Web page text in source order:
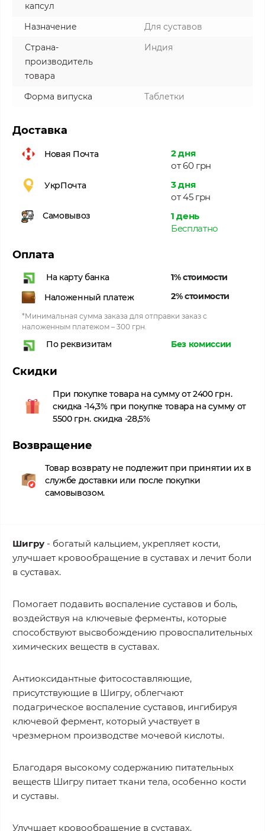
капсул
Назначение
Для суставов
Страна-
производитель
товара
Индия
Форма випуска Таблетки
Доставка
Новая Почта
2 дня
от 60 грн
УкрПочта
3 дня
от 45 грн
Самовывоз
1 день
Бесплатно
Оплата
На карту банка
1% стоимости
Наложенный платеж
2% стоимости
*Минимальная сумма заказа для отправки заказ с
наложенным платежом – 300 грн.
По реквизитам Без комиссии
Скидки
При покупке товара на сумму от 2400 грн.
скидка -14,3% при покупке товара на сумму от
5500 грн. скидка -28,5%
Возвращение
Товар возврату не подлежит при принятии их в
службе доставки или после покупки
самовывозом.
Шигру - богатый кальцием, укрепляет кости,
улучшает кровообращение в суставах и лечит боли
в суставах.
Помогает подавить воспаление суставов и боль,
воздействуя на ключевые ферменты, которые
способствуют высвобождению провоспалительных
химических веществ в суставах.
Антиоксидантные фитосоставляющие,
присутствующие в Шигру, облегчают
подагрическое воспаление суставов, ингибируя
ключевой фермент, который участвует в
чрезмерном производстве мочевой кислоты.
Благодаря высокому содержанию питательных
веществ Шигру питает ткани тела, особенно кости
и суставы.
Улучшает кровообращение в суставах.